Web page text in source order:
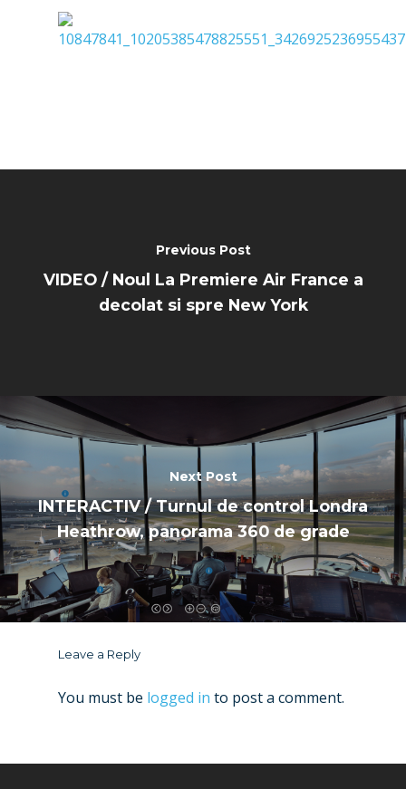
Previous Post
VIDEO / Noul La Premiere Air France a
decolat si spre New York
Next Post
INTERACTIV / Turnul de control Londra
Heathrow, panorama 360 de grade
Leave a Reply
You must be logged in to post a comment.